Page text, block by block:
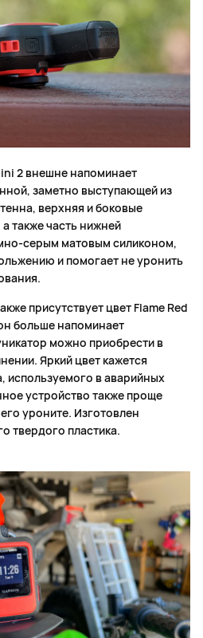
2 внешне напоминает
заметно выступающей из
верхняя и боковые
также часть нижней
серым матовым силиконом,
и помогает не уронить
присутствует цвет Flame Red
больше напоминает
можно приобрести в
Яркий цвет кажется
используемого в аварийных
устройство также проще
уроните. Изготовлен
твердого пластика.